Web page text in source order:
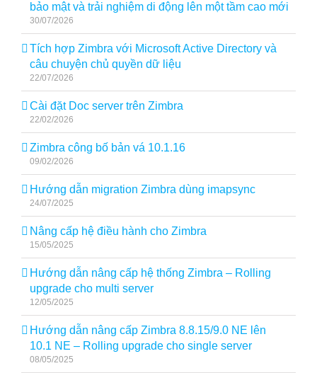
bảo mật và trải nghiệm di động lên một tầm cao mới
30/07/2026
Tích hợp Zimbra với Microsoft Active Directory và
câu chuyện chủ quyền dữ liệu
22/07/2026
Cài đặt Doc server trên Zimbra
22/02/2026
Zimbra công bố bản vá 10.1.16
09/02/2026
Hướng dẫn migration Zimbra dùng imapsync
24/07/2025
Nâng cấp hệ điều hành cho Zimbra
15/05/2025
Hướng dẫn nâng cấp hệ thống Zimbra – Rolling
upgrade cho multi server
12/05/2025
Hướng dẫn nâng cấp Zimbra 8.8.15/9.0 NE lên
10.1 NE – Rolling upgrade cho single server
08/05/2025